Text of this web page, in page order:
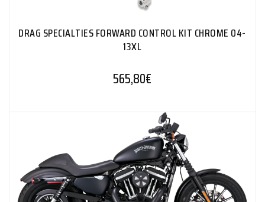
DRAG SPECIALTIES FORWARD CONTROL KIT CHROME 04-
13XL
565,80€